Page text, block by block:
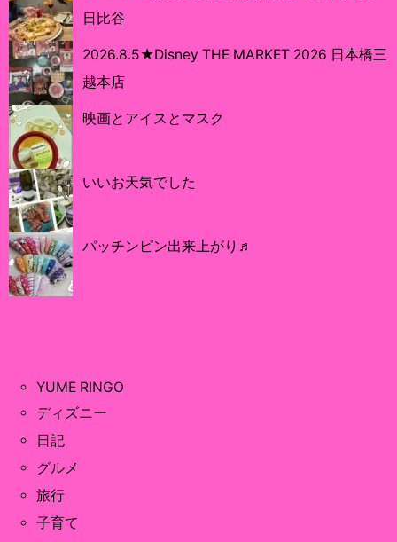
日比谷
2026.8.5★Disney THE MARKET 2026 日本橋三
越本店
映画とアイスとマスク
いいお天気でした
パッチンピン出来上がり♬
YUME RINGO
ディズニー
日記
グルメ
旅行
子育て